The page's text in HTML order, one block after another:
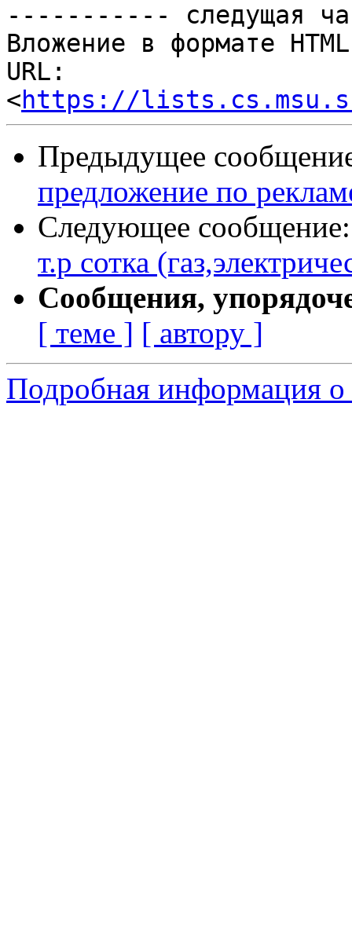
----------- следущая
Вложение в формате
URL:
<https://
Предыдущее
предложение по
Следующее
т.р сотка
Сообщения,
[ теме ] [ автору ]
Подробная информация о